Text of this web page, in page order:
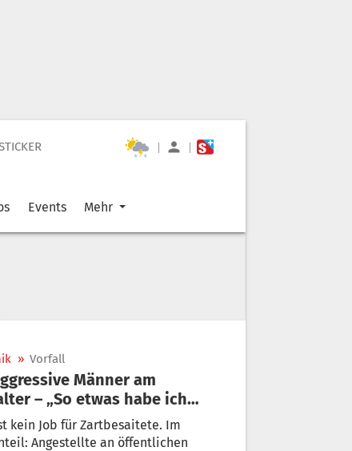
| |
Events Mehr
» Vorfall
– „So etwas habe ich
nie erlebt“
kein Job für Zartbesaitete. Im
Angestellte an öffentlichen